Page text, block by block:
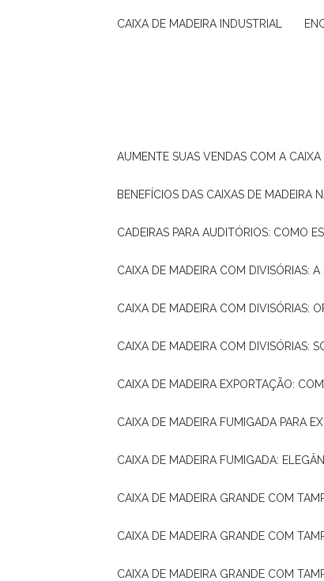
CAIXA DE MADEIRA INDUSTRIAL
AUMENTE SUAS VENDAS COM A
BENEFÍCIOS DAS CAIXAS DE
CADEIRAS PARA AUDITÓRIOS: COMO
CAIXA DE MADEIRA COM DIVISÓRIAS:
CAIXA DE MADEIRA COM DIVISÓRIAS:
CAIXA DE MADEIRA COM DIVISÓRIAS:
CAIXA DE MADEIRA EXPORTAÇÃO:
CAIXA DE MADEIRA FUMIGADA PARA
CAIXA DE MADEIRA FUMIGADA:
CAIXA DE MADEIRA GRANDE COM
CAIXA DE MADEIRA GRANDE COM
CAIXA DE MADEIRA GRANDE COM